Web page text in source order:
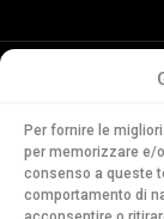
Per fornire le
per memorizzare e/
consenso a queste
comportamento di